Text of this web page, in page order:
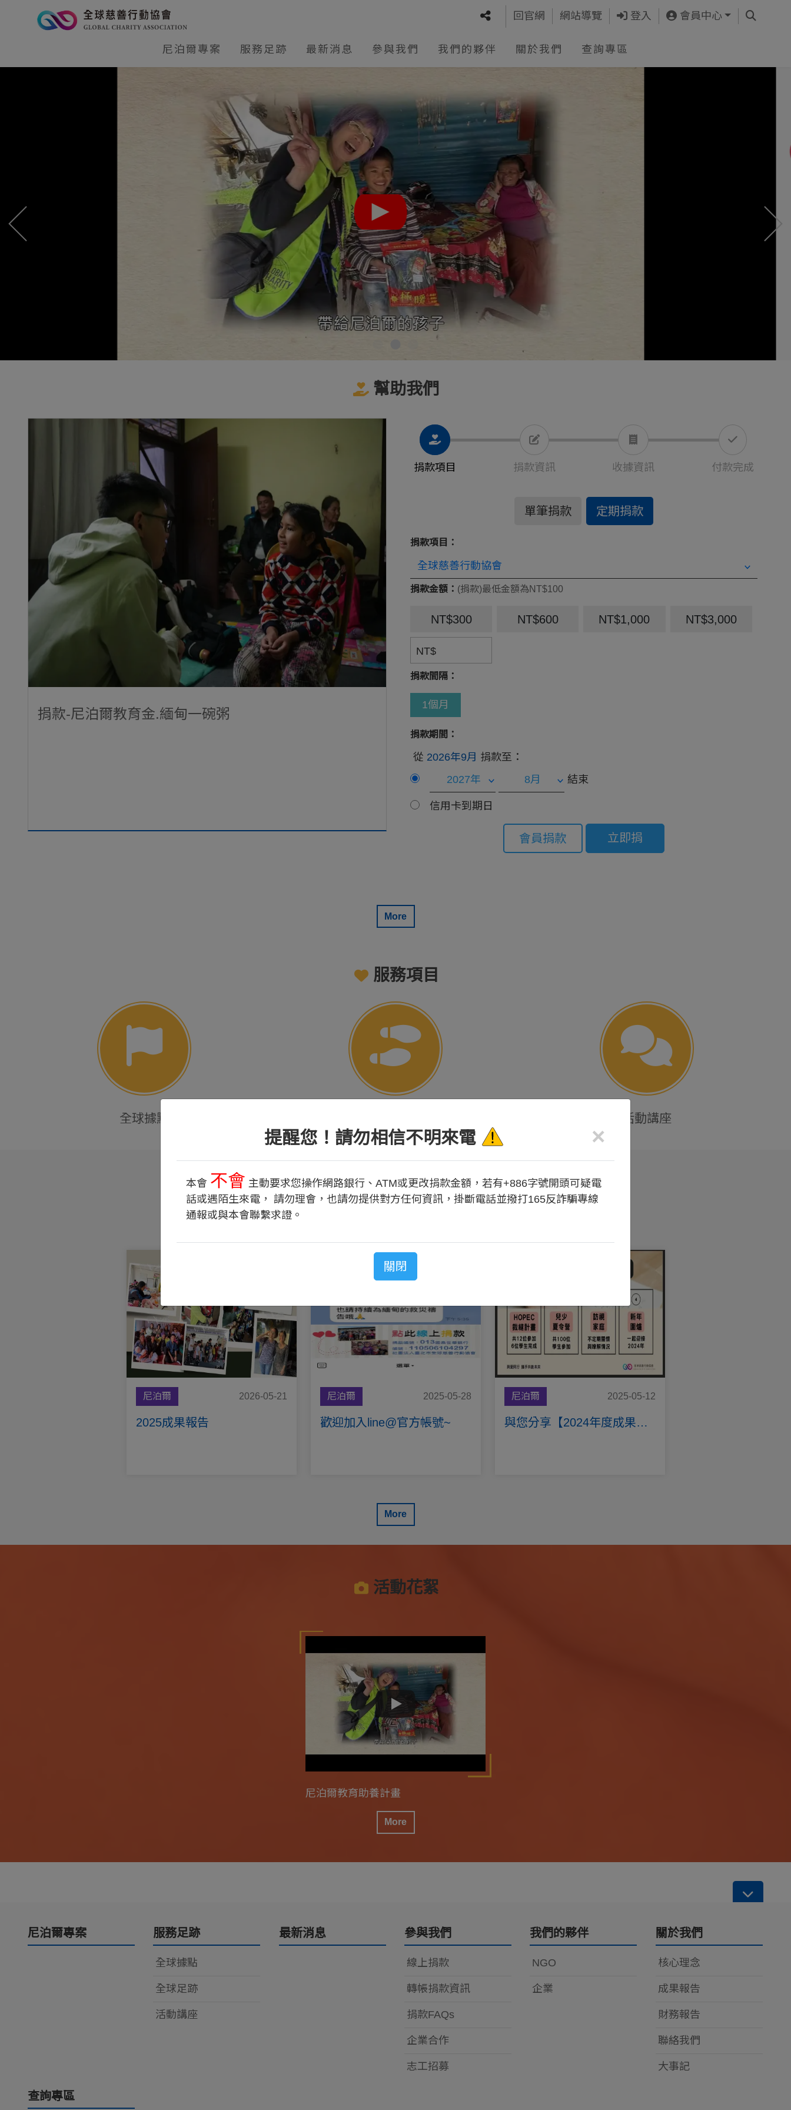
回官網 網站導覽 登入 會員中心 查詢
尼泊爾專案 服務足跡 最新消息 參與我們 我們的夥伴 關於我們 查詢專區
提醒您！請勿相信不明來電 ×
本會 不會 主動要求您操作網路銀行、ATM或更改捐款金額，若有+886字號開頭可疑電
話或遇陌生來電， 請勿理會，也請勿提供對方任何資訊，掛斷電話並撥打165反詐騙專線
通報或與本會聯繫求證。
關閉
幫助我們
捐款-尼泊爾教育金.緬甸一碗粥
捐款項目 捐款資訊 收據資訊 付款完成
單筆捐款 定期捐款
捐款項目：
捐款金額： (捐款)最低金額為NT$100
NT$300 NT$600 NT$1,000 NT$3,000
NT$
捐款間隔：
1個月
捐款期間：
從 2026年9月 捐款至：
結束
信用卡到期日
會員捐款 立即捐
More
服務項目
全球據點 活動講座
最新消息/活動訊息
尼泊爾 2026-05-21
2025成果報告
尼泊爾 2025-05-28
歡迎加入line@官方帳號~
尼泊爾 2025-05-12
與您分享【2024年度成果及2025年展望】
More
活動花絮
尼泊爾教育助養計畫
More
尼泊爾專案 服務足跡
全球據點
全球足跡
活動講座
最新消息 參與我們
線上捐款
轉帳捐款資訊
捐款FAQs
企業合作
志工招募
我們的夥伴
NGO
企業
關於我們
核心理念
成果報告
財務報告
聯絡我們
大事記
查詢專區